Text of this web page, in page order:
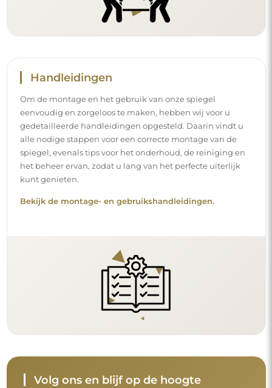
Handleidingen
Om de montage en het gebruik van onze spiegel
eenvoudig en zorgeloos te maken, hebben wij voor u
gedetailleerde handleidingen opgesteld. Daarin vindt u
alle nodige stappen voor een correcte montage van de
spiegel, evenals tips voor het onderhoud, de reiniging en
het beheer ervan, zodat u lang van het perfecte uiterlijk
kunt genieten.
Bekijk de montage- en gebruikshandleidingen.
Volg ons en blijf op de hoogte